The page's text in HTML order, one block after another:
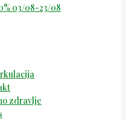
03/08-23/08
zdravlje